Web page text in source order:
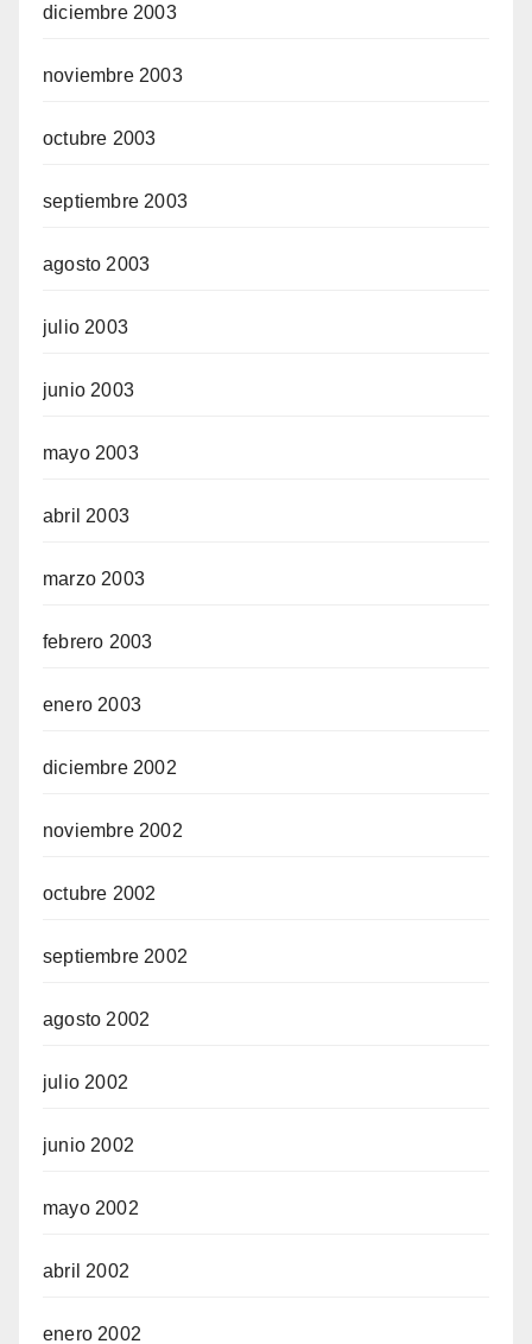
diciembre 2003
noviembre 2003
octubre 2003
septiembre 2003
agosto 2003
julio 2003
junio 2003
mayo 2003
abril 2003
marzo 2003
febrero 2003
enero 2003
diciembre 2002
noviembre 2002
octubre 2002
septiembre 2002
agosto 2002
julio 2002
junio 2002
mayo 2002
abril 2002
enero 2002